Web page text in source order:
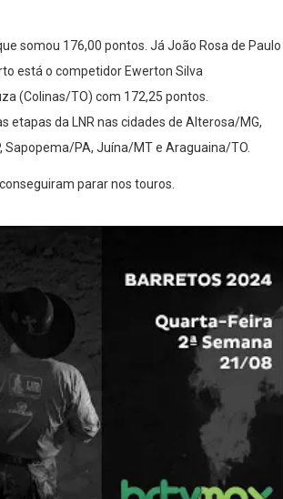
somou 176,00 pontos. Já João Rosa de Paulo
está o competidor Ewerton Silva
(Colinas/TO) com 172,25 pontos.
etapas da LNR nas cidades de Alterosa/MG,
Sapopema/PA, Juína/MT e Araguaina/TO.
parar nos touros.